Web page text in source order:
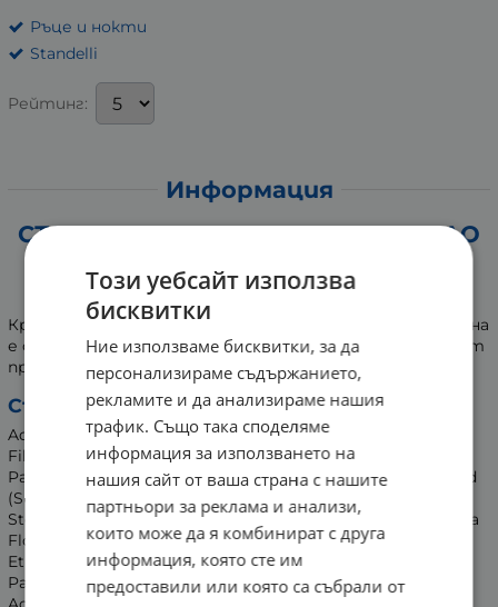
Ръце и нокти
Standelli
Рейтинг:
Информация
СТАНДЕЛИ КРЕМ ЗА РЪЦЕ С МАСЛО
КИСЕЛИНА 75 мл
Кремът за ръце с масло от ший и хиалуронова киселина
е формулиран, за да предостави моментален комфорт
при суха кожа.
Състав:
Aqua (Water), Glycerin, PEG-100 Stearate, Snail Secretion
Filtrate (Snail Extract), Glyceryl Stearate, Butyrospermum
Parkii (Shea) Buter, Cetearyl Alcohol, Heliantus Annuus Seed
(Sunflower) Oil, Caprylic/Capric Triglyceride, Ethylhexyl
Stearate, Cocos Nucifera (Coconut) Oil, Chamomila Recutita
Flower (Chamomile) Extract, Phenoxyethanol,
Ethylhexylglycerin, Urea, Tocopheryl Acetate (Vitamin E),
Parfum, Lanolin, Sodium Hyaluronate (Hyaluronic
Този уебсайт използва
бисквитки
Ние използваме бисквитки, за да
персонализираме съдържанието,
рекламите и да анализираме нашия
трафик. Също така споделяме
информация за използването на
нашия сайт от ваша страна с нашите
партньори за реклама и анализи,
които може да я комбинират с друга
информация, която сте им
предоставили или която са събрали от